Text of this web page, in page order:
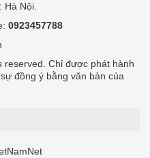
Hà Nội.
0923457788
reserved. Chỉ được phát hành
đồng ý bằng văn bản của